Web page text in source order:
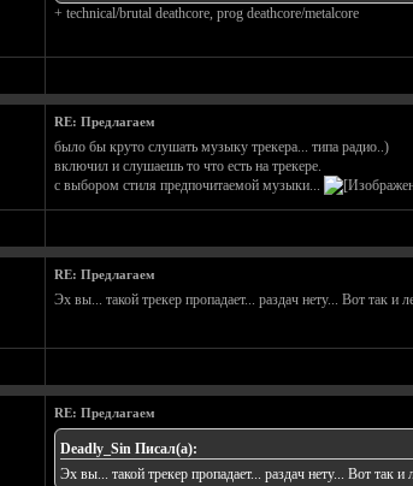
+ technical/brutal deathcore, prog deathcore/metalcore
RE: Предлагаем
было бы круто слушать музыку трекера... типа радио..)
включил и слушаешь то что есть на трекере.
с выбором стиля предпочитаемой музыки...
RE: Предлагаем
Эх вы... такой трекер пропадает... раздач нету... Вот так
RE: Предлагаем
Deadly_Sin Писал(а):
Эх вы... такой трекер пропадает... раздач нету... Вот так